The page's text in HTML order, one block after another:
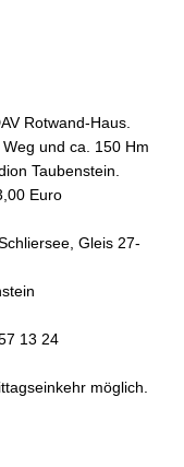
Rotwand-Haus.
und ca. 150 Hm
Taubenstein.
Euro
Gleis 27-
13 24
möglich.